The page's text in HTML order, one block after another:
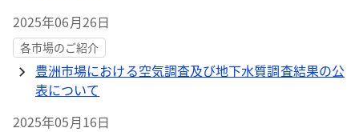
2025年06月26日
各市場のご紹介
豊洲市場における空気調査及び地下水質調査結果の公
表について
2025年05月16日